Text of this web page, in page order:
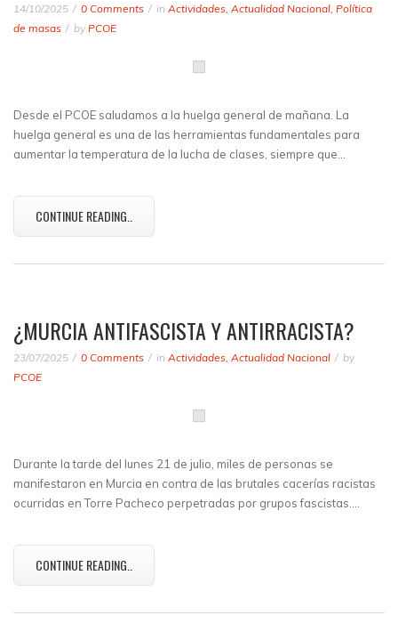
14/10/2025 0 Comments in Actividades Actualidad Nacional Política
de masas
by PCOE
Desde el PCOE saludamos a la huelga general de mañana. La
huelga general es una de las herramientas fundamentales para
aumentar la temperatura de la lucha de clases, siempre que…
CONTINUE READING..
¿MURCIA ANTIFASCISTA Y ANTIRRACISTA?
23/07/2025 0 Comments in Actividades Actualidad Nacional
by
PCOE
Durante la tarde del lunes 21 de julio, miles de personas se
manifestaron en Murcia en contra de las brutales cacerías racistas
ocurridas en Torre Pacheco perpetradas por grupos fascistas.…
CONTINUE READING..